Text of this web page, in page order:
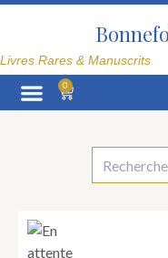
Aller
Livres Rares & Manuscrits
0
Panier